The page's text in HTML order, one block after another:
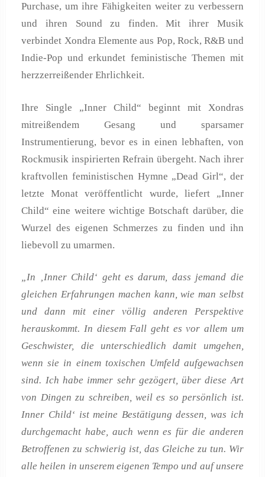
Purchase, um ihre Fähigkeiten weiter zu verbessern
und ihren Sound zu finden. Mit ihrer Musik
verbindet Xondra Elemente aus Pop, Rock, R&B und
Indie-Pop und erkundet feministische Themen mit
herzzerreißender Ehrlichkeit.
Ihre Single „Inner Child“ beginnt mit Xondras
mitreißendem Gesang und sparsamer
Instrumentierung, bevor es in einen lebhaften, von
Rockmusik inspirierten Refrain übergeht. Nach ihrer
kraftvollen feministischen Hymne „Dead Girl“, der
letzte Monat veröffentlicht wurde, liefert „Inner
Child“ eine weitere wichtige Botschaft darüber, die
Wurzel des eigenen Schmerzes zu finden und ihn
liebevoll zu umarmen.
„In ‚Inner Child‘ geht es darum, dass jemand die
gleichen Erfahrungen machen kann, wie man selbst
und dann mit einer völlig anderen Perspektive
herauskommt. In diesem Fall geht es vor allem um
Geschwister, die unterschiedlich damit umgehen,
wenn sie in einem toxischen Umfeld aufgewachsen
sind. Ich habe immer sehr gezögert, über diese Art
von Dingen zu schreiben, weil es so persönlich ist.
Inner Child‘ ist meine Bestätigung dessen, was ich
durchgemacht habe, auch wenn es für die anderen
Betroffenen zu schwierig ist, das Gleiche zu tun. Wir
alle heilen in unserem eigenen Tempo und auf unsere